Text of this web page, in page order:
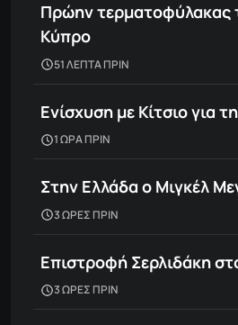
Πρώην τερματοφύλακας
Κύπρο
51 ΛΕΠΤΑ ΠΡΙΝ
Ενίσχυση με Κίτσιο για
1 ΩΡΑ ΠΡΙΝ
Στην Ελλάδα ο Μιγκέλ
3 ΩΡΕΣ ΠΡΙΝ
Επιστροφή Σερλιδάκη
3 ΩΡΕΣ ΠΡΙΝ